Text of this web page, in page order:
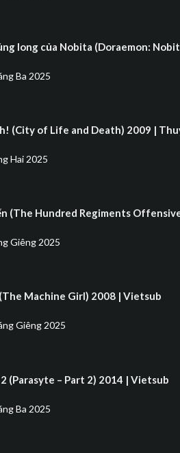
long của Nobita (Doraemon:
Ba 2025
(City of Life and Death) 2009 |
Hai 2025
(The Hundred Regiments
Giêng 2025
Machine Girl) 2008 | Vietsub
Giêng 2025
2 (Parasyte – Part 2) 2014 | Vietsub
Ba 2025